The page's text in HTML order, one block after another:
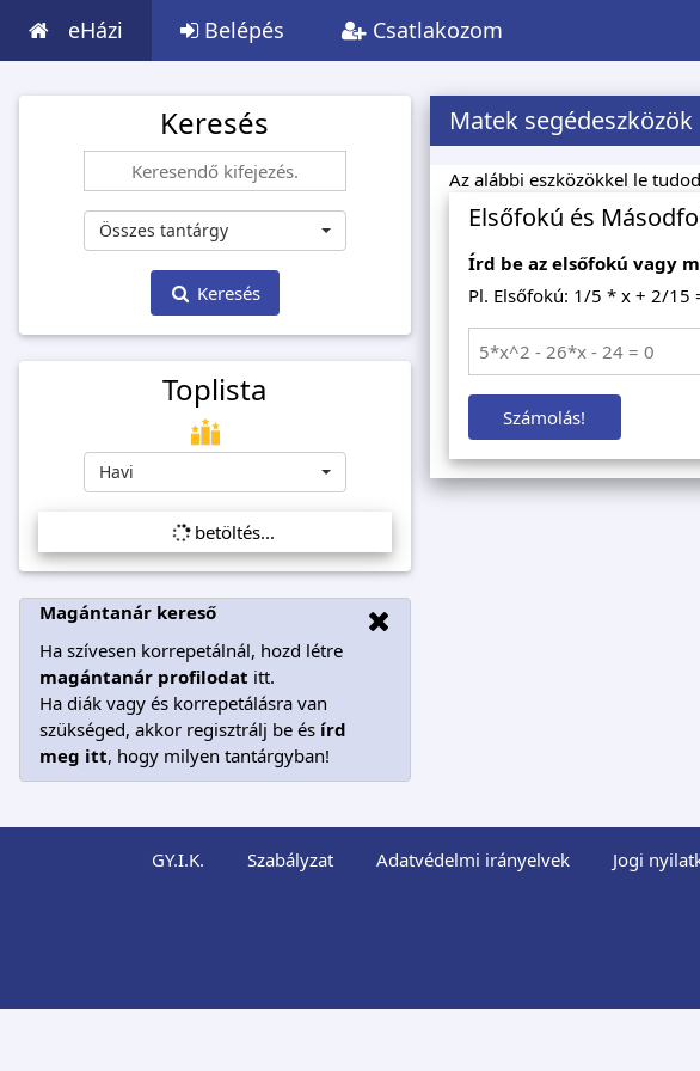
eHázi Belépés Csatlakozom
Keresés
Összes tantárgy
Keresés
Toplista
Havi
betöltés...
Magántanár kereső
Ha szívesen korrepetálnál, hozd létre
magántanár profilodat itt.
Ha diák vagy és korrepetálásra van
szükséged, akkor regisztrálj be és írd
meg itt, hogy milyen tantárgyban!
Matek segédeszközök
Az alábbi eszközökkel le
Elsőfokú és
Írd be az elsőfokú vagy
Pl. Elsőfokú: 1/5 * x + 2/15
Számolás!
GY.I.K. Szabályzat Adatvédelmi irányelvek Jogi